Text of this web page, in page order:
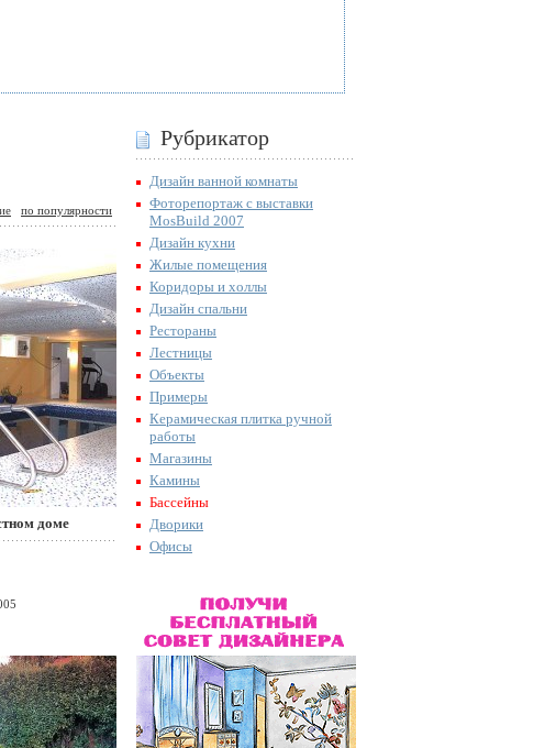
по популярности
доме
Рубрикатор
Дизайн ванной комнаты
Фоторепортаж с выставки
MosBuild 2007
Дизайн кухни
Жилые помещения
Коридоры и холлы
Дизайн спальни
Рестораны
Лестницы
Объекты
Примеры
Керамическая плитка ручной
работы
Магазины
Камины
Бассейны
Дворики
Офисы